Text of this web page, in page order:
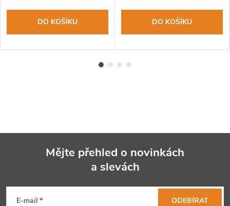
DO KOŠÍKU DO KOŠÍKU
Mějte přehled o novinkách
a slevách
E-mail ODEBÍRAT